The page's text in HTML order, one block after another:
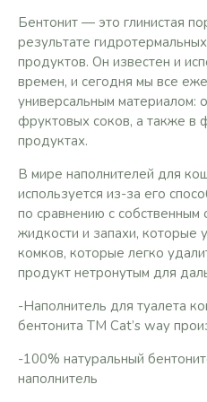
Бентонит — это глинистая
результате
продуктов. Он известен и
времен, и сегодня мы все
универсальным материалом:
фруктовых соков, а также в
продуктах.
В мире наполнителей для
используется из-за его
по сравнению с
жидкости и запахи, которые
комков, которые легко
продукт нетронутым для
-Наполнитель для туалета
бентонита ТМ Cat’s way
-100% натуральный
наполнитель